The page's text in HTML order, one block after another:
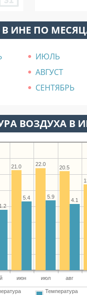
ИНЕ ПО
ИЮЛЬ
АВГУСТ
СЕНТЯБРЬ
ВОЗДУХА В
июн июл авг
20.5
22.0
21.0
4.1
5.9
5.4
Температура